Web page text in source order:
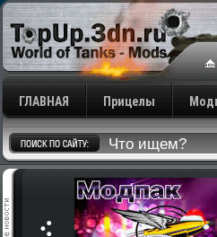
ГЛАВНАЯ Прицелы